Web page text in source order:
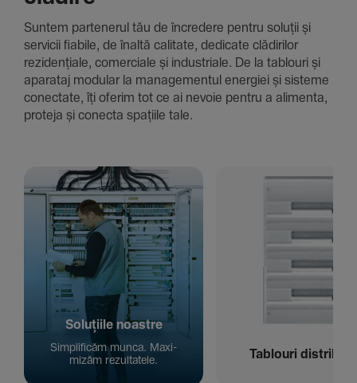
Suntem parte­nerul tău de încre­dere pentru soluții și
servicii fiabile, de înaltă cali­tate, dedi­cate clădi­rilor
rezi­den­țiale, comer­ciale și indus­triale. De la tablouri și
aparataj modular la managementul energiei și sisteme
conec­tate, îți oferim tot ce ai nevoie pentru a alimenta,
proteja și conecta spațiile tale.
Solu­țiile noastre
Simpli­ficăm munca. Maxi­
mizăm rezul­ta­tele.
Tablouri